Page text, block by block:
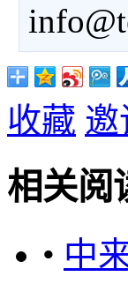
收藏 邀
相关阅
• 中